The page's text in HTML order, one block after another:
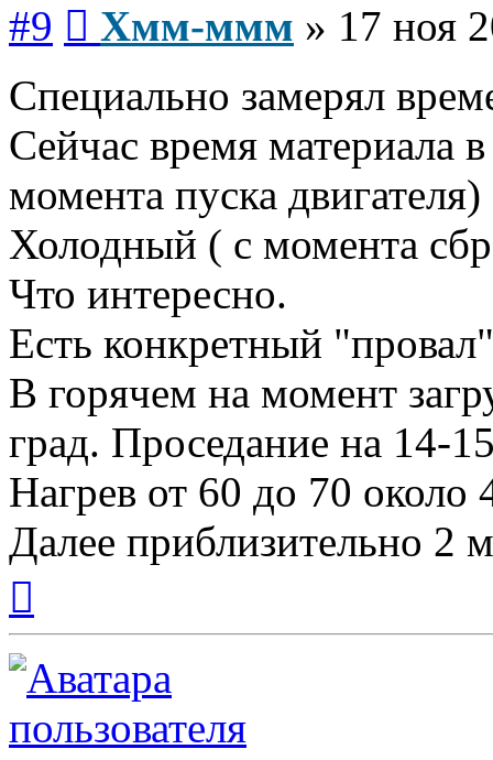
#9 Хмм-ммм » 17 ноя
Специально замерял
Сейчас время материала
момента пуска
Холодный ( с момента
Что интересно.
Есть конкретный
В горячем на момент
град. Проседание на 14-
Нагрев от 60 до 70 около
Далее приблизительно 2
началу